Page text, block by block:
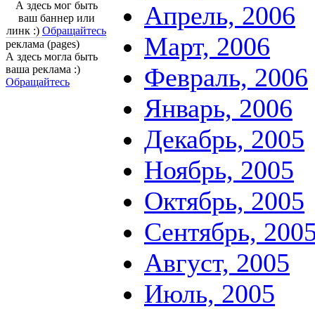
А здесь мог быть
ваш баннер или
линк :) Обращайтесь
реклама (pages)
А здесь могла быть
ваша реклама :)
Обращайтесь
Апрель, 2006
Март, 2006
Февраль, 2006
Январь, 2006
Декабрь, 2005
Ноябрь, 2005
Октябрь, 2005
Сентябрь,
Август, 2005
Июль, 2005